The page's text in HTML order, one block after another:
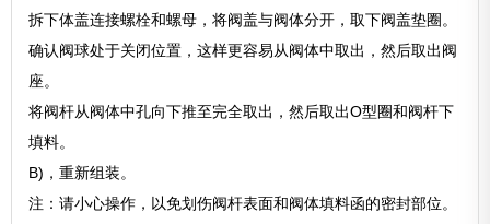
拆下体盖连接螺栓和螺母，将阀盖与阀体分开，取下阀盖垫圈。
确认阀球处于关闭位置，这样更容易从阀体中取出，然后取出阀
座。
将阀杆从阀体中孔向下推至完全取出，然后取出O型圈和阀杆下
填料。
B)，重新组装。
注：请小心操作，以免划伤阀杆表面和阀体填料函的密封部位。